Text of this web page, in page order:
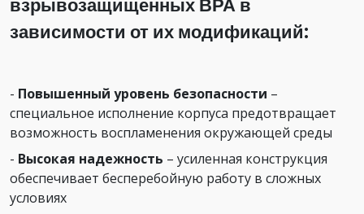
взрывозащищенных ВРА в
зависимости от их модификаций:
- Повышенный уровень безопасности –
специальное исполнение корпуса предотвращает
возможность воспламенения окружающей среды
- Высокая надежность – усиленная конструкция
обеспечивает бесперебойную работу в сложных
условиях